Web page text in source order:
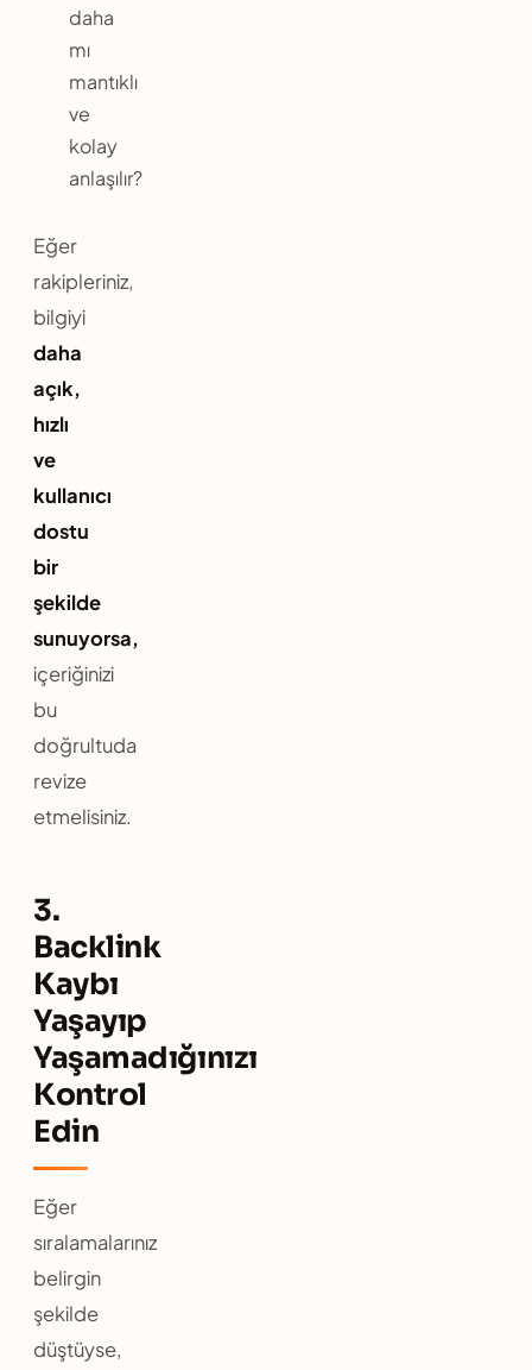
daha
mı
mantıklı
ve
kolay
anlaşılır?
Eğer
rakipleriniz,
bilgiyi
daha
açık,
hızlı
ve
kullanıcı
dostu
bir
şekilde
sunuyorsa,
içeriğinizi
bu
doğrultuda
revize
etmelisiniz.
3.
Backlink
Kaybı
Yaşayıp
Yaşamadığınızı
Kontrol
Edin
Eğer
sıralamalarınız
belirgin
şekilde
düştüyse,